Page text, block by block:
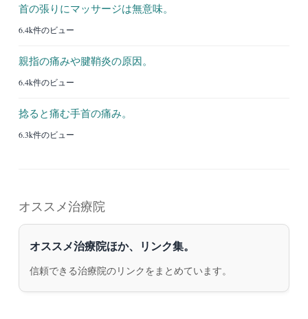
首の張りにマッサージは無意味。
6.4k件のビュー
親指の痛みや腱鞘炎の原因。
6.4k件のビュー
捻ると痛む手首の痛み。
6.3k件のビュー
オススメ治療院
オススメ治療院ほか、リンク集。
信頼できる治療院のリンクをまとめています。